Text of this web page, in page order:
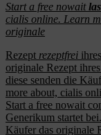
Start a free nowait
cialis online. Learn
originale
Rezept rezeptfrei ihres
originale Rezept
diese senden die
more about, cialis
Start a free nowait
Generikum startet
Käufer das originale